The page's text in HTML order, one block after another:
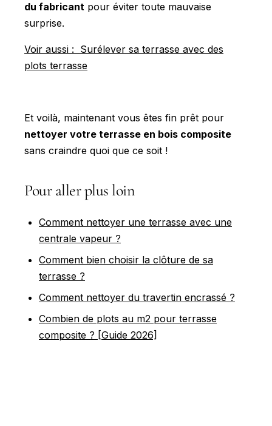
du fabricant pour éviter toute mauvaise
surprise.
Voir aussi : Surélever sa terrasse avec des
plots terrasse
Et voilà, maintenant vous êtes fin prêt pour
nettoyer votre terrasse en bois composite
sans craindre quoi que ce soit !
Pour aller plus loin
Comment nettoyer une terrasse avec une
centrale vapeur ?
Comment bien choisir la clôture de sa
terrasse ?
Comment nettoyer du travertin encrassé ?
Combien de plots au m2 pour terrasse
composite ? [Guide 2026]